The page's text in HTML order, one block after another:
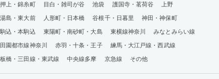
押上・錦糸町
目白・雑司が谷 池袋 護国寺・茗荷谷
上野
湯島・東大前
人形町・日本橋 谷根千・日暮里
神田・神保町
駒込・本駒込
東陽町・南砂町・大島 東横線神奈川
みなとみらい線
田園都市線神奈川
赤羽・十条・王子
練馬・大江戸線・西武線
板橋・三田線・東武線
中央線多摩 京急線 その他